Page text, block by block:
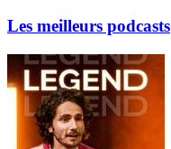
Les meilleurs podcasts